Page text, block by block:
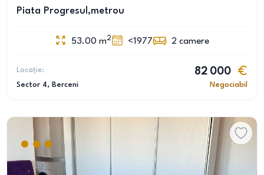
Piata Progresul,metrou
53.00 m2 <1977 2 camere
Locație:
Sector 4, Berceni
82 000
Negociabil